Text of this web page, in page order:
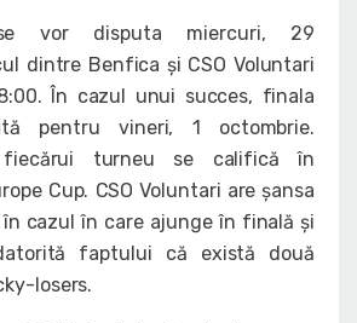
vor disputa miercuri, 29
dintre Benfica și CSO Voluntari
În cazul unui succes, finala
pentru vineri, 1 octombrie.
fiecărui turneu se califică în
Cup. CSO Voluntari are șansa
cazul în care ajunge în finală și
faptului că există două
losers.